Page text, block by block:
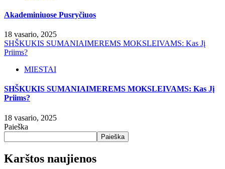
Akademiniuose Pusryčiuos
18 vasario, 2025
SHŠKUKIS SUMANIAIMEREMS MOKSLEIVAMS: Kas Jį
Priims?
MIESTAI
SHŠKUKIS SUMANIAIMEREMS MOKSLEIVAMS: Kas Jį
Priims?
18 vasario, 2025
Paieška
Paieška
Karštos naujienos